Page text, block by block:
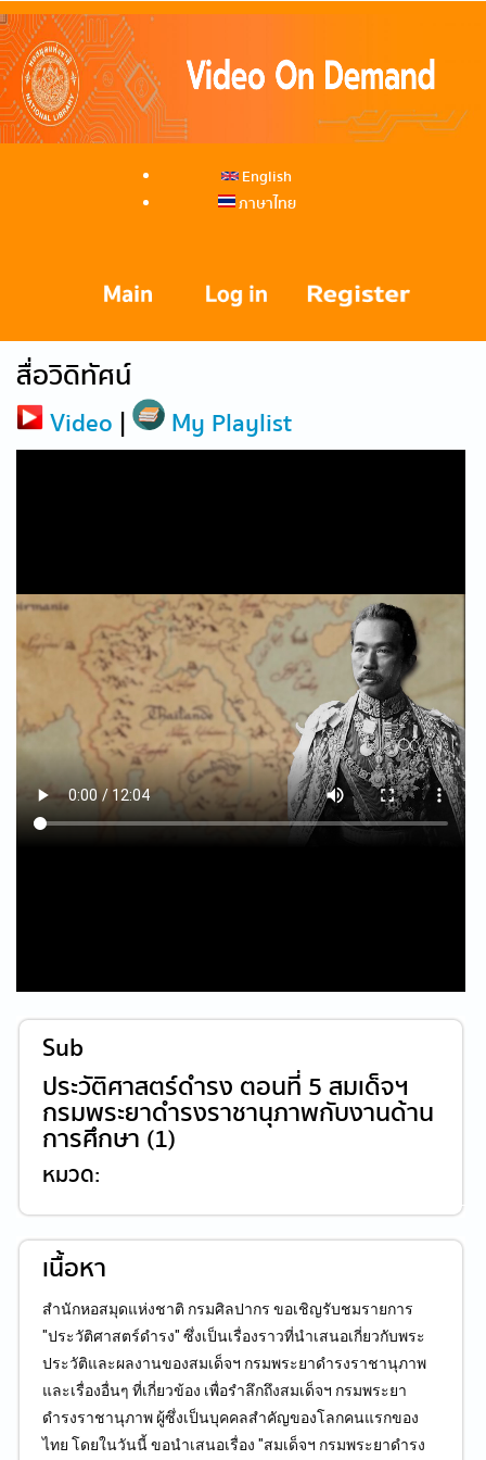
English
ภาษาไทย
สื่อวิดิทัศน์
Video | My Playlist
Sub
ประวัติศาสตร์ดำรง ตอนที่ 5 สมเด็จฯ
กรมพระยาดำรงราชานุภาพกับงานด้าน
การศึกษา (1)
หมวด:
เนื้อหา
สำนักหอสมุดแห่งชาติ กรมศิลปากร ขอเชิญรับชมรายการ
"ประวัติศาสตร์ดำรง" ซึ่งเป็นเรื่องราวที่นำเสนอเกี่ยวกับพระ
ประวัติและผลงานของสมเด็จฯ กรมพระยาดำรงราชานุภาพ
และเรื่องอื่นๆ ที่เกี่ยวข้อง เพื่อรำลึกถึงสมเด็จฯ กรมพระยา
ดำรงราชานุภาพ ผู้ซึ่งเป็นบุคคลสำคัญของโลกคนแรกของ
ไทย โดยในวันนี้ ขอนำเสนอเรื่อง "สมเด็จฯ กรมพระยาดำรง